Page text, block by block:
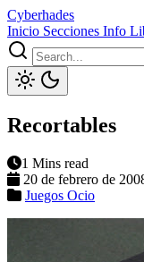
Cyberhades
Inicio Secciones Info
Recortables
1 Mins read
20 de febrero de
Juegos Ocio